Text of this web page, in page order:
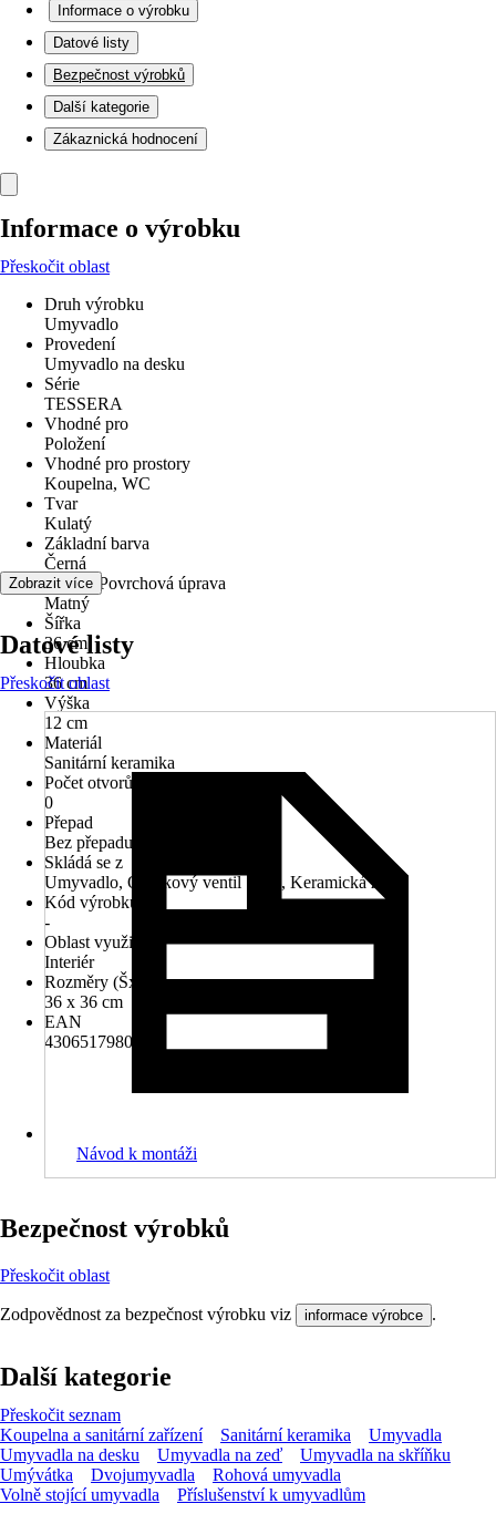
Informace o výrobku
Datové listy
Bezpečnost výrobků
Další kategorie
Zákaznická hodnocení
Informace o výrobku
Přeskočit oblast
Druh výrobku
Umyvadlo
Provedení
Umyvadlo na desku
Série
TESSERA
Vhodné pro
Položení
Vhodné pro prostory
Koupelna, WC
Tvar
Kulatý
Základní barva
Černá
Povrch/Povrchová úprava
Matný
Šířka
36 cm
Hloubka
36 cm
Výška
12 cm
Materiál
Sanitární keramika
Počet otvorů na kohout
0
Přepad
Bez přepadu
Skládá se z
Umyvadlo, Odtokový ventil 1 1/4, Keramická zátka
Kód výrobku
-
Oblast využití
Interiér
Rozměry (ŠxH)
36 x 36 cm
EAN
4306517980306
Zobrazit více
Datové listy
Přeskočit oblast
Návod k montáži
Bezpečnost výrobků
Přeskočit oblast
Zodpovědnost za bezpečnost výrobku viz informace výrobce .
Další kategorie
Přeskočit seznam
Koupelna a sanitární zařízení
Sanitární keramika
Umyvadla
Umyvadla na desku
Umyvadla na zeď
Umyvadla na skříňku
Umývátka
Dvojumyvadla
Rohová umyvadla
Volně stojící umyvadla
Příslušenství k umyvadlům